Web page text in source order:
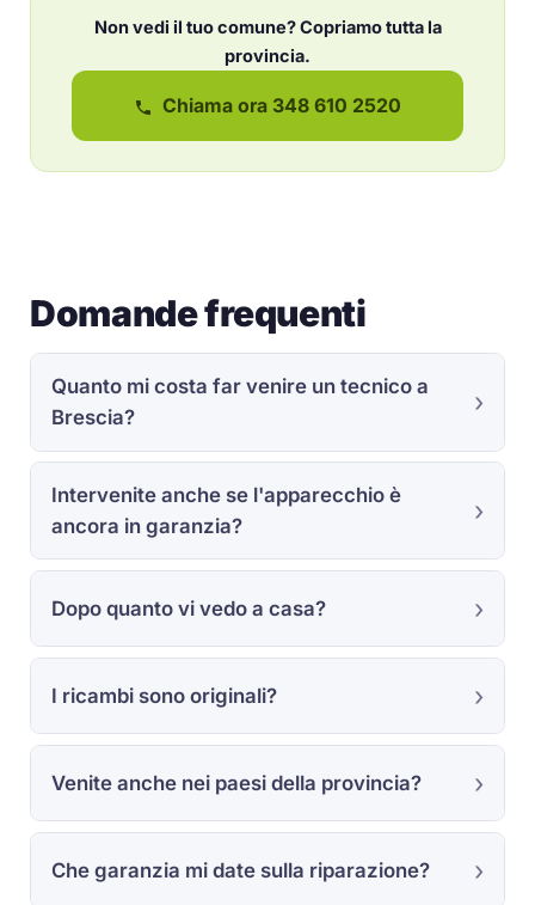
Non vedi il tuo comune? Copriamo tutta la
provincia.
Chiama ora 348 610 2520
Domande frequenti
Quanto mi costa far venire un tecnico a
Brescia?
Intervenite anche se l'apparecchio è
ancora in garanzia?
Dopo quanto vi vedo a casa?
I ricambi sono originali?
Venite anche nei paesi della provincia?
Che garanzia mi date sulla riparazione?